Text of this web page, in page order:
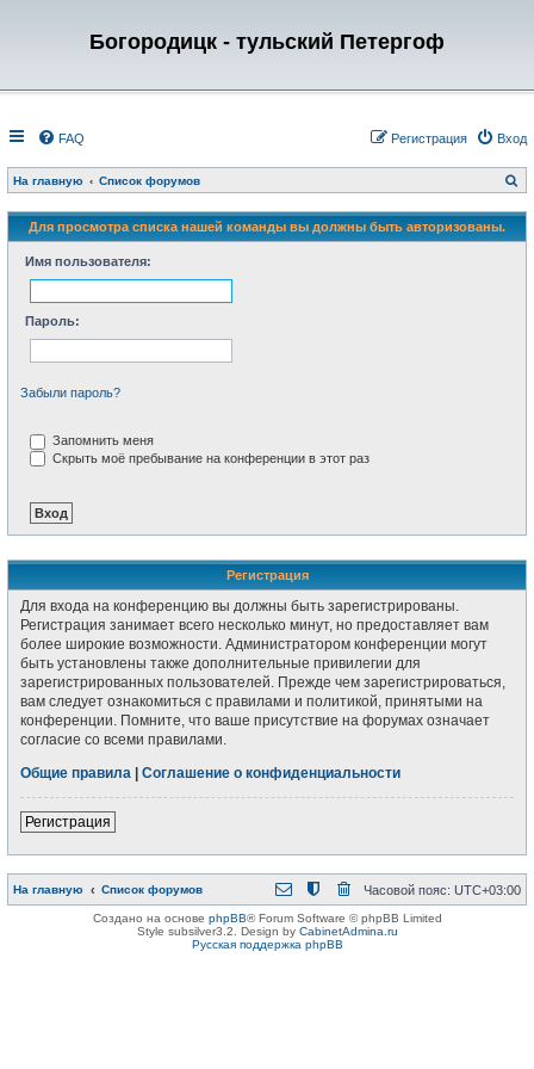
Богородицк - тульский Петергоф
FAQ Вход
Регистрация
На главную Список форумов
о
с
Для просмотра списка нашей команды вы должны быть авторизованы.
Имя пользователя:
Пароль:
Забыли пароль?
Запомнить меня
Скрыть моё пребывание на конференции в этот раз
Регистрация
Для входа на конференцию вы должны быть зарегистрированы.
Регистрация занимает всего несколько минут, но предоставляет вам
более широкие возможности. Администратором конференции могут
быть установлены также дополнительные привилегии для
зарегистрированных пользователей. Прежде чем зарегистрироваться,
вам следует ознакомиться с правилами и политикой, принятыми на
конференции. Помните, что ваше присутствие на форумах означает
согласие со всеми правилами.
Общие правила
Соглашение о конфиденциальности
Регистрация
На главную Список форумов Часовой пояс: UTC+03:00
Создано на основе phpBB® Forum Software © phpBB Limited
Style subsilver3.2. Design by CabinetAdmina.ru
Русская поддержка phpBB